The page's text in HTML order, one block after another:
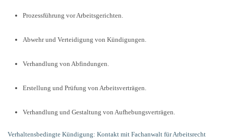
Prozessführung vor Arbeitsgerichten.
Abwehr und Verteidigung von Kündigungen.
Verhandlung von Abfindungen.
Erstellung und Prüfung von Arbeitsverträgen.
Verhandlung und Gestaltung von Aufhebungsverträgen.
Verhaltensbedingte Kündigung: Kontakt mit Fachanwalt für Arbeitsrecht